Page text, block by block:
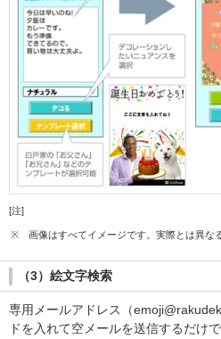
[注]
※ 画像はすべてイメージです。実際とは異な
（3）絵文字検索
専用メールアドレス（
ドを入れて空メールを送信するだけ